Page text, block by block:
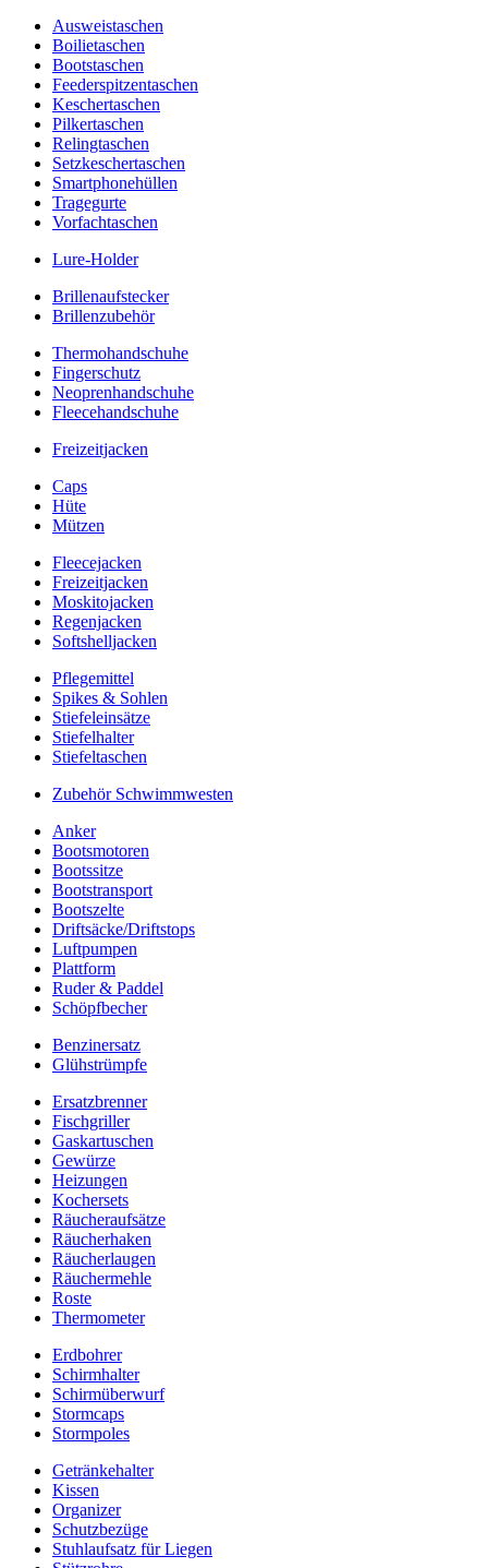
Ausweistaschen
Boilietaschen
Bootstaschen
Feederspitzentaschen
Keschertaschen
Pilkertaschen
Relingtaschen
Setzkeschertaschen
Smartphonehüllen
Tragegurte
Vorfachtaschen
Lure-Holder
Brillenaufstecker
Brillenzubehör
Thermohandschuhe
Fingerschutz
Neoprenhandschuhe
Fleecehandschuhe
Freizeitjacken
Caps
Hüte
Mützen
Fleecejacken
Freizeitjacken
Moskitojacken
Regenjacken
Softshelljacken
Pflegemittel
Spikes & Sohlen
Stiefeleinsätze
Stiefelhalter
Stiefeltaschen
Zubehör Schwimmwesten
Anker
Bootsmotoren
Bootssitze
Bootstransport
Bootszelte
Driftsäcke/Driftstops
Luftpumpen
Plattform
Ruder & Paddel
Schöpfbecher
Benzinersatz
Glühstrümpfe
Ersatzbrenner
Fischgriller
Gaskartuschen
Gewürze
Heizungen
Kochersets
Räucheraufsätze
Räucherhaken
Räucherlaugen
Räuchermehle
Roste
Thermometer
Erdbohrer
Schirmhalter
Schirmüberwurf
Stormcaps
Stormpoles
Getränkehalter
Kissen
Organizer
Schutzbezüge
Stuhlaufsatz für Liegen